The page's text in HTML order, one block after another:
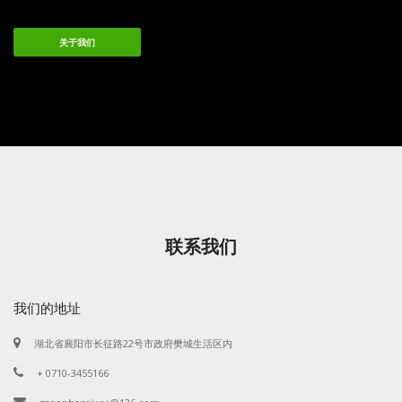
关于我们
联系我们
我们的地址
湖北省襄阳市长征路22号市政府樊城生活区内
+ 0710-3455166